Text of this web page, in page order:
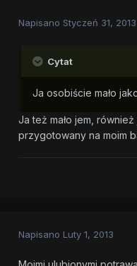
Napisano Styczeń 31, 2013
Cytat
Ja osobiście mało
Ja też mało jem,
przygotowany na moim
Napisano Luty 1, 2013